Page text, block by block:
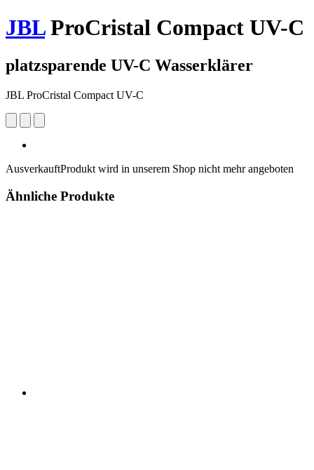
JBLProCristal Compact UV-C
platzsparende UV-C Wasserklärer
JBL ProCristal Compact UV-C
AusverkauftProdukt wird in unserem Shop nicht mehr angeboten
Ähnliche Produkte